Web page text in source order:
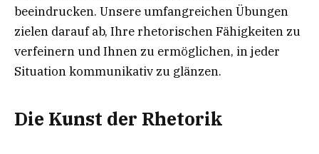
beeindrucken. Unsere umfangreichen Übungen
zielen darauf ab, Ihre rhetorischen Fähigkeiten zu
verfeinern und Ihnen zu ermöglichen, in jeder
Situation kommunikativ zu glänzen.
Die Kunst der Rhetorik